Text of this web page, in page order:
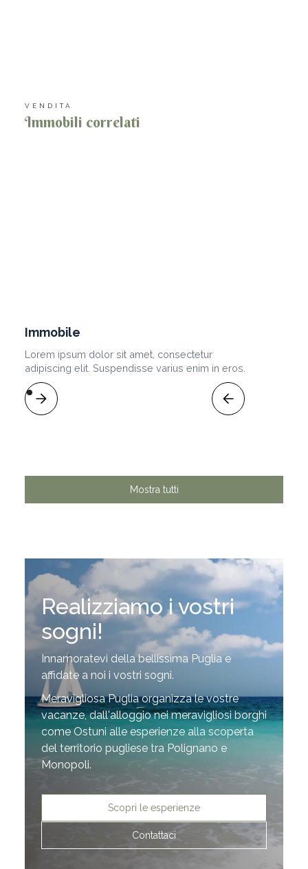
VENDITA
Immobili correlati
Immobile
Lorem ipsum dolor sit amet, consectetur
adipiscing elit. Suspendisse varius enim in eros.
Mostra tutti
Realizziamo i vostri
sogni!
Innamoratevi della bellissima Puglia e
affidate a noi i vostri sogni.
Meravigliosa Puglia organizza le vostre
vacanze, dall'alloggio nei meravigliosi borghi
come Ostuni alle esperienze alla scoperta
del territorio pugliese tra Polignano e
Monopoli.
Scopri le esperienze
Contattaci